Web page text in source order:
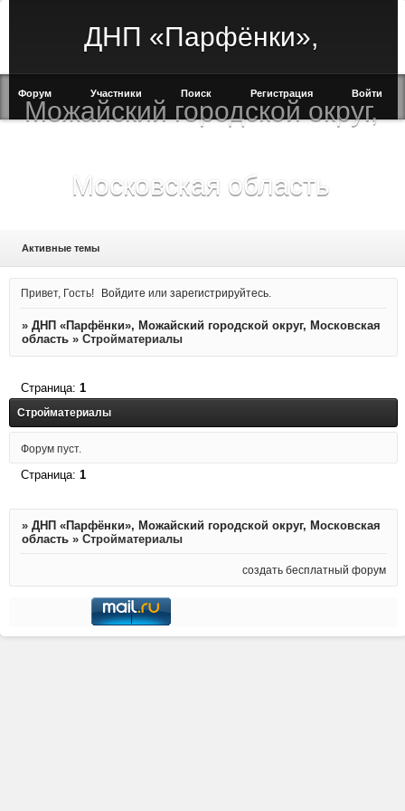
ДНП «Парфёнки»,
Можайский городской округ,
Московская область
Форум Участники Поиск Регистрация Войти
Активные темы
Привет, Гость! Войдите илизарегистрируйтесь
» ДНП «Парфёнки», Можайский городской округ, Московская
область » Стройматериалы
Стройматериалы
Страница: 1
Форум пуст.
Страница: 1
» ДНП «Парфёнки», Можайский городской округ, Московская
область » Стройматериалы
создать бесплатный форум